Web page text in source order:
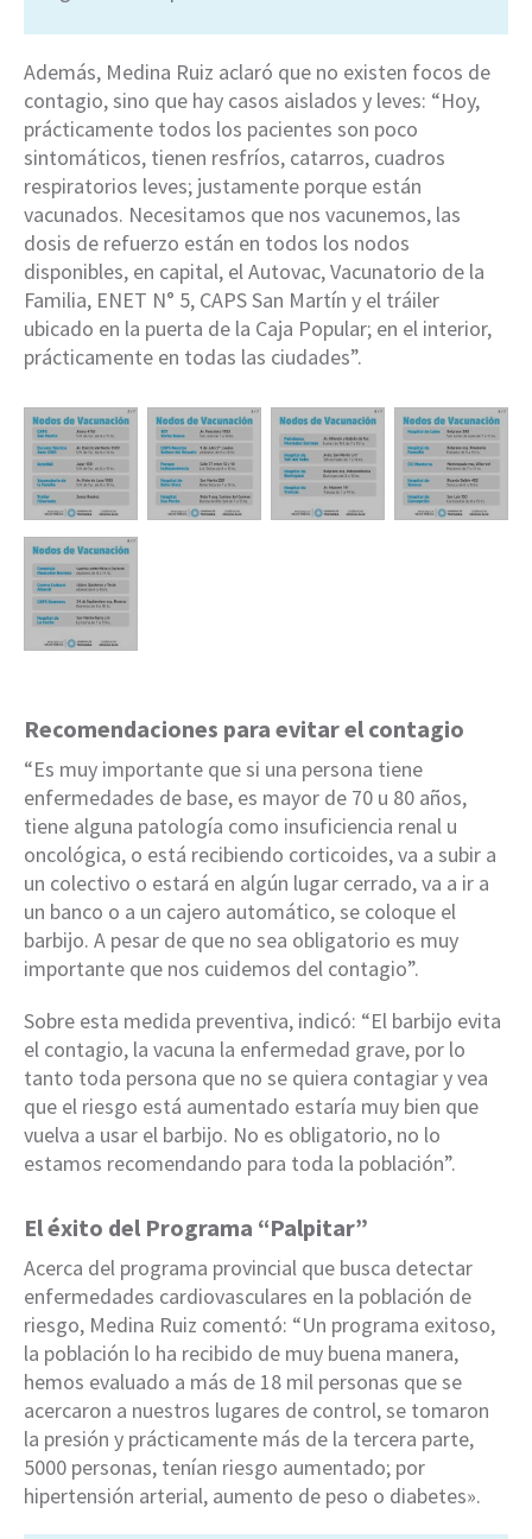
Además, Medina Ruiz aclaró que no existen focos de
contagio, sino que hay casos aislados y leves: “Hoy,
prácticamente todos los pacientes son poco
sintomáticos, tienen resfríos, catarros, cuadros
respiratorios leves; justamente porque están
vacunados. Necesitamos que nos vacunemos, las
dosis de refuerzo están en todos los nodos
disponibles, en capital, el Autovac, Vacunatorio de la
Familia, ENET N° 5, CAPS San Martín y el tráiler
ubicado en la puerta de la Caja Popular; en el interior,
prácticamente en todas las ciudades”.
Recomendaciones para evitar el contagio
“Es muy importante que si una persona tiene
enfermedades de base, es mayor de 70 u 80 años,
tiene alguna patología como insuficiencia renal u
oncológica, o está recibiendo corticoides, va a subir a
un colectivo o estará en algún lugar cerrado, va a ir a
un banco o a un cajero automático, se coloque el
barbijo. A pesar de que no sea obligatorio es muy
importante que nos cuidemos del contagio”.
Sobre esta medida preventiva, indicó: “El barbijo evita
el contagio, la vacuna la enfermedad grave, por lo
tanto toda persona que no se quiera contagiar y vea
que el riesgo está aumentado estaría muy bien que
vuelva a usar el barbijo. No es obligatorio, no lo
estamos recomendando para toda la población”.
El éxito del Programa “Palpitar”
Acerca del programa provincial que busca detectar
enfermedades cardiovasculares en la población de
riesgo, Medina Ruiz comentó: “Un programa exitoso,
la población lo ha recibido de muy buena manera,
hemos evaluado a más de 18 mil personas que se
acercaron a nuestros lugares de control, se tomaron
la presión y prácticamente más de la tercera parte,
5000 personas, tenían riesgo aumentado; por
hipertensión arterial, aumento de peso o diabetes».